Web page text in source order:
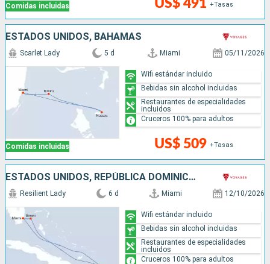
Comidas incluidas US$ 491 +Tasas
ESTADOS UNIDOS, BAHAMAS
Comidas incluidas
Scarlet Lady 5 d Miami 05/11/2026
US$ 509 +Tasas
Wifi estándar incluido
Bebidas sin alcohol incluidas
Restaurantes de especialidades
incluidos
Cruceros 100% para adultos
ESTADOS UNIDOS, REPÚBLICA DOMINICANA, BAHAMAS
Resilient Lady 6 d Miami 12/10/2026
Wifi estándar incluido
Bebidas sin alcohol incluidas
Restaurantes de especialidades
incluidos
Cruceros 100% para adultos